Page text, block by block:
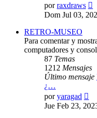
porraxdraws
Dom Jul 03,
RETRO-MUSEO
Para comentar y
computadores y
87 Temas
1212 Mensajes
Último mensaje
¿…
poryaragad
Jue Feb 23,